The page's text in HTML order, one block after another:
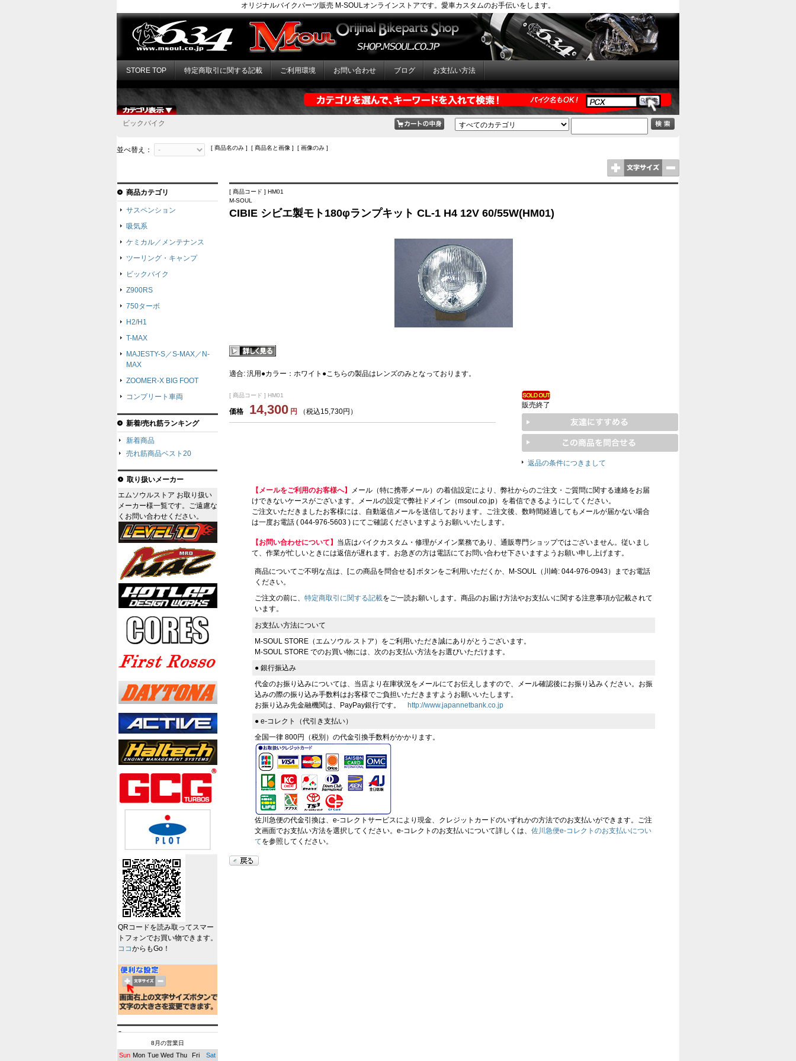
オリジナルバイクパーツ販売 M-SOULオンラインストアです。愛車カスタムのお手伝いをします。
STORE TOP 特定商取引に関する記載 ご利用環境 お問い合わせ ブログ お支払い方法
ビックバイク
並べ替え： [ 商品名のみ ] [ 商品名と画像 ] [ 画像のみ ]
[ 商品コード ] HM01
M-SOUL
CIBIE シビエ製モト180φランプキット CL-1 H4 12V 60/55W(HM01)
適合: 汎用●カラー：ホワイト●こちらの製品はレンズのみとなっております。
[ 商品コード ] HM01
価格 14,300 円 （税込15,730円）
販売終了
返品の条件につきまして
【メールをご利用のお客様へ】
メール（特に携帯メール）の着信設定により、弊社からのご注文・ご質問に関する連絡をお届
けできないケースがございます。メールの設定で弊社ドメイン（msoul.co.jp）を着信できるようにしてください。
ご注文いただきましたお客様には、自動返信メールを送信しております。ご注文後、数時間経過してもメールが届かない場合
は一度お電話 ( 044-976-5603 ) にてご確認くださいますようお願いいたします。
【お問い合わせについて】 当店はバイクカスタム・修理がメイン業務であり、通販専門ショップではございません。従いまし
て、作業が忙しいときには返信が遅れます。お急ぎの方は電話にてお問い合わせ下さいますようお願い申し上げます。
商品についてご不明な点は、[この商品を問合せる] ボタンをご利用いただくか、M-SOUL（川崎: 044-976-0943）までお電話
ください。
ご注文の前に、 特定商取引に関する記載をご一読お願いします。商品のお届け方法やお支払いに関する注意事項が記載されて
います。
お支払い方法について
M-SOUL STORE（エムソウル ストア）をご利用いただき誠にありがとうございます。
M-SOUL STORE でのお買い物には、次のお支払い方法をお選びいただけます。
● 銀行振込み
代金のお振り込みについては、当店より在庫状況をメールにてお伝えしますので、メール確認後にお振り込みください。お振
込みの際の振り込み手数料はお客様でご負担いただきますようお願いいたします。
お振り込み先金融機関は、PayPay銀行です。
http://www.japannetbank.co.jp
● e-コレクト（代引き支払い）
全国一律 800円（税別）の代金引換手数料がかかります。
佐川急便の代金引換は、e-コレクトサービスにより現金、クレジットカードのいずれかの方法でのお支払いができます。ご注
文画面でお支払い方法を選択してください。e-コレクトのお支払いについて詳しくは、 佐川急便e-コレクトのお支払いについ
てを参照してください。
商品カテゴリ
サスペンション
吸気系
ケミカル／メンテナンス
ツーリング・キャンプ
ビックバイク
Z900RS
750ターボ
H2/H1
T-MAX
MAJESTY-S／S-MAX／N-
MAX
ZOOMER-X BIG FOOT
コンプリート車両
新着/売れ筋ランキング
新着商品
売れ筋商品ベスト20
取り扱いメーカー
エムソウルストア お取り扱い
メーカー様一覧です。ご遠慮な
くお問い合わせください。
QRコードを読み取ってスマー
トフォンでお買い物できます。
ココからもGo！
8月の営業日
Sun Mon Tue Wed Thu Fri Sat